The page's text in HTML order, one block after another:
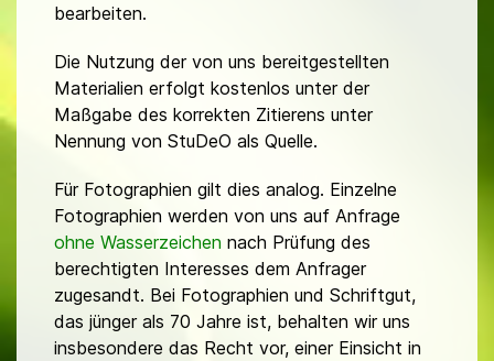
bearbeiten.
Die Nutzung der von uns bereitgestellten
Materialien erfolgt kostenlos unter der
Maßgabe des korrekten Zitierens unter
Nennung von StuDeO als Quelle.
Für Fotographien gilt dies analog. Einzelne
Fotographien werden von uns auf Anfrage
ohne Wasserzeichen nach Prüfung des
berechtigten Interesses dem Anfrager
zugesandt. Bei Fotographien und Schriftgut,
das jünger als 70 Jahre ist, behalten wir uns
insbesondere das Recht vor, einer Einsicht in